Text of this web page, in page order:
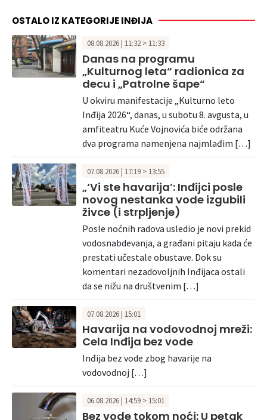
OSTALO IZ KATEGORIJE INĐIJA
08.08.2026 | 11:32 > 11:33
Danas na programu
„Kulturnog leta“ radionica za
decu i „Patrolne šape“
U okviru manifestacije „Kulturno leto
Inđija 2026“, danas, u subotu 8. avgusta, u
amfiteatru Kuće Vojnovića biće održana
dva programa namenjena najmlađim […]
07.08.2026 | 17:19 > 13:55
„‘Vi ste havarija’: Inđijci posle
novog nestanka vode izgubili
živce (i strpljenje)
Posle noćnih radova usledio je novi prekid
vodosnabdevanja, a građani pitaju kada će
prestati učestale obustave. Dok su
komentari nezadovoljnih Inđijaca ostali
da se nižu na društvenim […]
07.08.2026 | 15:01
Havarija na vodovodnoj mreži:
Cela Inđija bez vode
Inđija bez vode zbog havarije na
vodovodnoj […]
06.08.2026 | 14:59 > 15:01
Bez vode tokom noći: U petak